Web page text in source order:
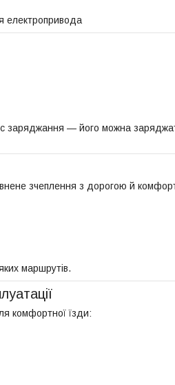
електропривода
заряджання — його можна
зчеплення з дорогою й
маршрутів.
комфортної їзди: